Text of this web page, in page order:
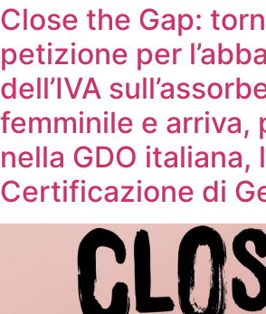
Close the Gap:
petizione per
dell’IVA
femminile e arriva,
nella GDO italiana,
Certificazione di